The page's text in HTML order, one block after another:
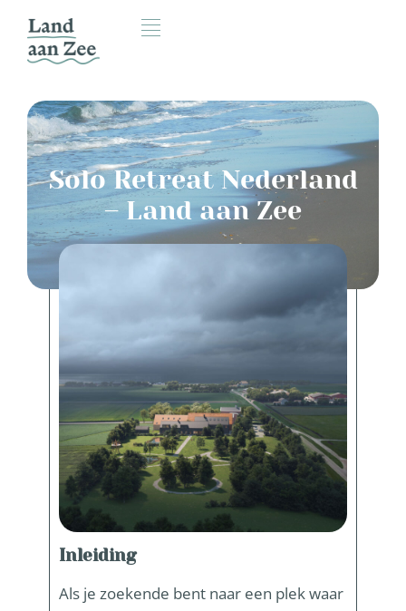
Solo Retreat Nederland
– Land aan Zee
Inleiding
Als je zoekende bent naar een plek waar